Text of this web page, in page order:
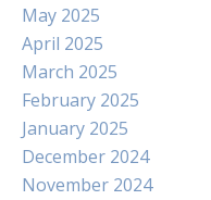
May 2025
April 2025
March 2025
February 2025
January 2025
December 2024
November 2024